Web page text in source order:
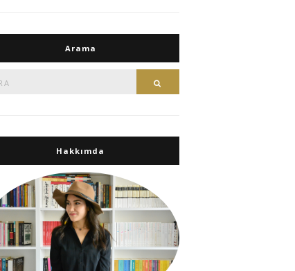
Arama
Hakkımda